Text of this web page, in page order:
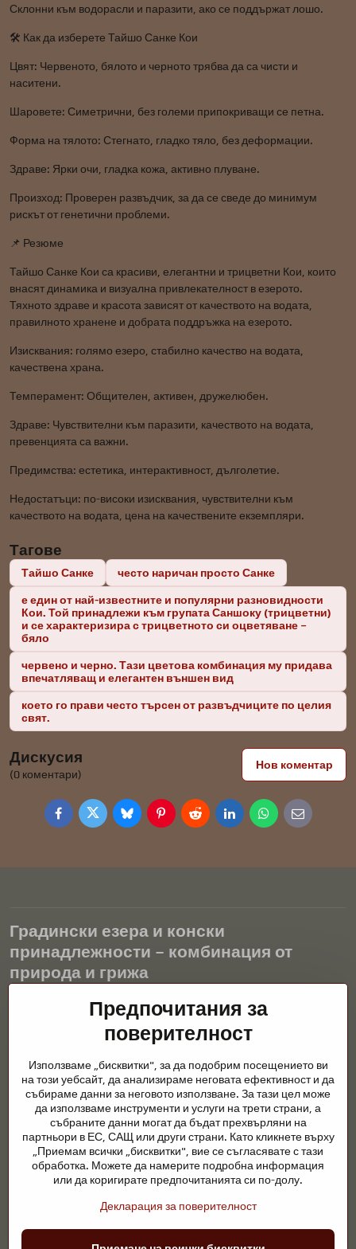
Склонни към водорасли и паразити, ако се поддържат лошо.
🛠️ Как да изберете Тайшо Санке Кои
Цвят: Червеното, бялото и черното трябва да са чисти и
наситени.
Шаровете: Симетрични, без големи припокриващи се петна.
Форма на тялото: Стегнато, гладко тяло, без деформации.
Здраве: Ярки очи, гладка кожа, активно плуване.
Произход: Проверен развъдчик, за да се сведе до минимум
рискът от генетични проблеми.
📌 Резюме
Тайшо Санке Кои са красиви, елегантни и трицветни Кои, които
внасят динамика и визуална привлекателност в езерото.
Тяхното здраве и красота зависят от качеството на водата,
правилното хранене и добрата поддръжка на езерото.
Изисквания: голямо езеро, стабилно качество на водата,
качествена храна.
Темперамент: Общителен, активен, дружелюбен.
Здраве: Чувствителни към паразити, качеството на водата,
превенцията са важни.
Предимства: естетика, интерактивност, дълголетие.
Недостатъци: по-високи изисквания, чувствителни към
качеството на водата, цена на качествените екземпляри.
Тагове
Тайшо Санке често наричан просто Санке
е един от най-известните и популярни разновидности
Кои. Той принадлежи към групата Саншоку (трицветни)
и се характеризира с трицветното си оцветяване –
бяло
червено и черно. Тази цветова комбинация му придава
впечатляващ и елегантен външен вид
което го прави често търсен от развъдчиците по целия
свят.
Дискусия
(0 коментари)
Нов коментар
FacebookTwitterBlueskyPinterestRedditLinkedInWhatsApp
E-
mail
Градински езера и конски
принадлежности – комбинация от
природа и грижа
Градинските езера са красиво допълнение към всеки екстериор
и създават хармонична среда за релаксация и живот на водните
животни. Правилната технология, филтрацията и редовната
през цялата година. Също толкова важна е грижата за
животните, които са част от нашия живот.
Конете се нуждаят от висококачествени конски принадлежности,
правилно хранене и отговорни грижи, за да бъдат здрави, силни
и доволни. Независимо дали става въпрос за екипировка за
ездачи, развъдчици или любители на природата, целта е да се
създаде среда, която подкрепя естествения баланс,
Предпочитания за
поверителност
Използваме „бисквитки", за да подобрим посещението ви
на този уебсайт, да анализираме неговата ефективност и да
събираме данни за неговото използване. За тази цел може
да използваме инструменти и услуги на трети страни, а
събраните данни могат да бъдат прехвърляни на
партньори в ЕС, САЩ или други страни. Като кликнете върху
„Приемам всички „бисквитки", вие се съгласявате с тази
обработка. Можете да намерите подробна информация
или да коригирате предпочитанията си по-долу.
Декларация за поверителност